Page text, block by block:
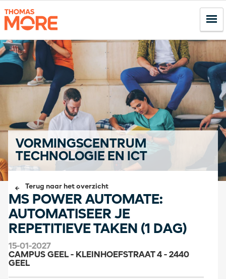
VORMINGSCENTRUM
TECHNOLOGIE EN ICT
Terug naar het overzicht
MS POWER AUTOMATE:
AUTOMATISEER JE
REPETITIEVE TAKEN (1 DAG)
15-01-2027
CAMPUS GEEL - KLEINHOEFSTRAAT 4 - 2440
GEEL